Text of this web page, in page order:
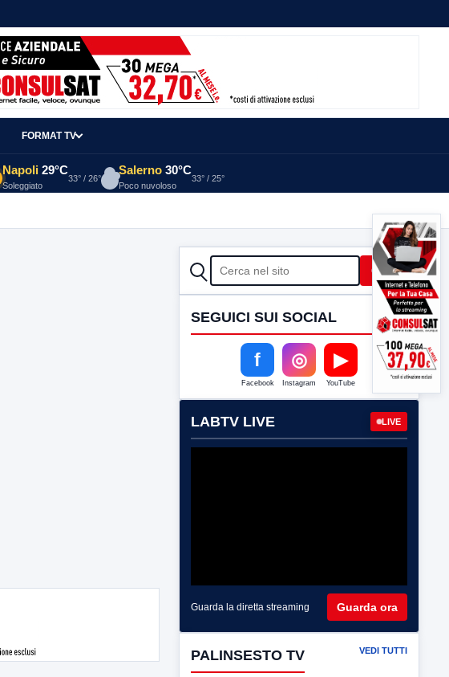
FORMAT TV
Napoli 29°C
Soleggiato
33° / 26°
Salerno 30°C
Poco nuvoloso
33° / 25°
CERCA Cerca
SEGUICI SUI SOCIAL
f
Facebook
◎
Instagram
▶
YouTube
LABTV LIVE LIVE
Guarda la diretta streaming Guarda ora
PALINSESTO TV VEDI TUTTI